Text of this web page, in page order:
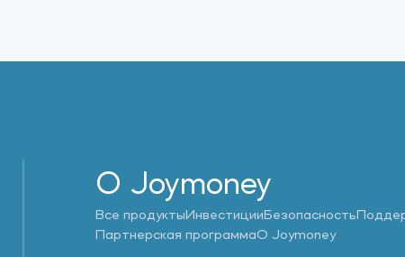
О Joymoney
Все продуктыИнвестицииБезопасность
Партнерская программаО Joymoney